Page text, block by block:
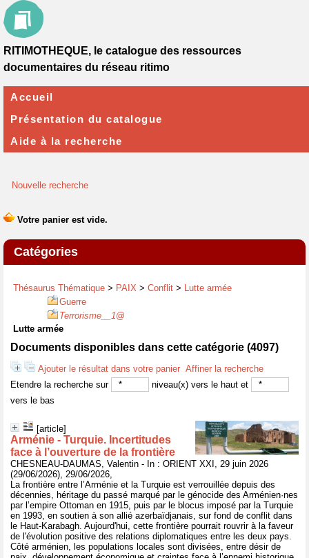
Nouvelle recherche
Catégories
Thésaurus Thématique > PAIX > Conflit > Lutte armée
Guerre
Terrorisme__1@
Lutte armée
Documents disponibles dans cette catégorie (4097)
Ajouter le résultat dans votre panier Affiner la recherche
Etendre la recherche sur
niveau(x) vers le haut et
vers le bas
[article]
Arménie - Turquie. Incertitudes
face à l’ouverture de la frontière
CHESNEAU-DAUMAS, Valentin - In : ORIENT XXI, 29 juin 2026
(29/06/2026), 29/06/2026,
La frontière entre l’Arménie et la Turquie est verrouillée depuis des
décennies, héritage du passé marqué par le génocide des Arménien·nes
par l’empire Ottoman en 1915, puis par le blocus imposé par la Turquie
en 1993, en soutien à son allié azerbaïdjanais, sur fond de conflit dans
le Haut-Karabagh. Aujourd'hui, cette frontière pourrait rouvrir à la faveur
de l'évolution positive des relations diplomatiques entre les deux pays.
Côté arménien, les populations locales sont divisées, entre désir de
RITIMOTHEQUE, le catalogue des ressources
documentaires du réseau ritimo
Accueil
Présentation du catalogue
Aide à la recherche